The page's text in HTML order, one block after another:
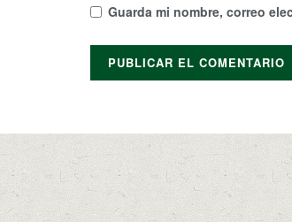
Guarda mi nombre, correo